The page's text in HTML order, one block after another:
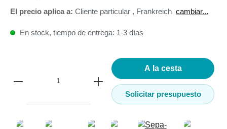
El precio aplica a: Cliente particular , Frankreich cambiar...
En stock, tiempo de entrega: 1-3 días
A la cesta
Solicitar presupuesto